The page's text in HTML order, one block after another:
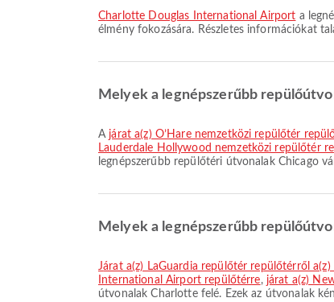
Charlotte Douglas International Airport a
élmény fokozására. Részletes információkat
Melyek a legnépszerűbb
A járat a(z) O’Hare nemzetközi repülőtér
Lauderdale Hollywood nemzetközi repülőtér
legnépszerűbb repülőtéri útvonalak Chicago
Melyek a legnépszerűbb
járat a(z) LaGuardia repülőtér repülőtérről
International Airport repülőtérre, járat a(z)
útvonalak Charlotte felé. Ezek az útvonalak